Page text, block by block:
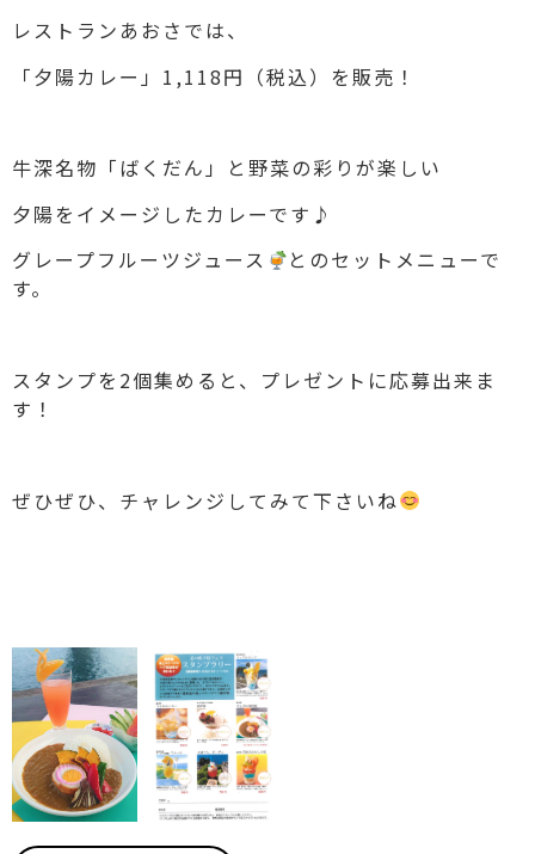
レストランあおさでは、
「夕陽カレー」1,118円（税込）を販売！
牛深名物「ばくだん」と野菜の彩りが楽しい
夕陽をイメージしたカレーです♪
グレープフルーツジュース
とのセットメニューで
す。
スタンプを2個集めると、プレゼントに応募出来ま
す！
ぜひぜひ、チャレンジしてみて下さいね